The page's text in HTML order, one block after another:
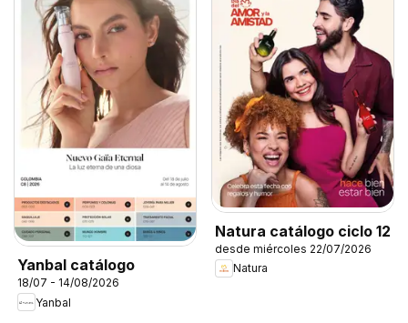
Yanbal catálogo
18/07 - 14/08/2026
Yanbal
Natura catálogo ciclo 12
desde miércoles 22/07/2026
Natura